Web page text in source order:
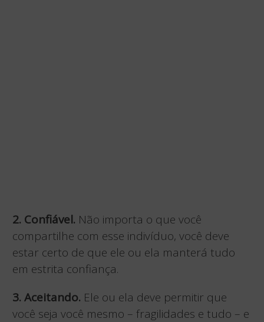
2. Confiável. Não importa o que você
compartilhe com esse indivíduo, você deve
estar certo de que ele ou ela manterá tudo
em estrita confiança.
3. Aceitando. Ele ou ela deve permitir que
você seja você mesmo – fragilidades e tudo – e